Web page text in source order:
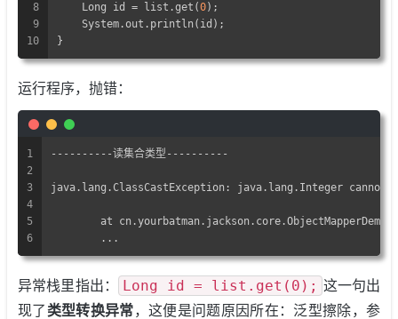
8
9
10
    Long id = list.get(
0);
    System.out.println(id);
}
运行程序，抛错：
1
2
3
4
5
6
----------读集合类型----------
java.lang.ClassCastException: java.lang.Integer cannot
at
	...
异常栈里指出： Long id = list.get(0);
这一句出
现了 类型转换异常，这便是问题原因所在：泛型擦除，参